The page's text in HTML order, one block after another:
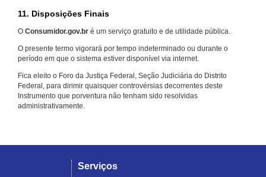
11. Disposições Finais
O Consumidor.gov.br é um serviço gratuito e de utilidade pública.
O presente termo vigorará por tempo indeterminado ou durante o
período em que o sistema estiver disponível via internet.
Fica eleito o Foro da Justiça Federal, Seção Judiciária do Distrito
Federal, para dirimir quaisquer controvérsias decorrentes deste
Instrumento que porventura não tenham sido resolvidas
administrativamente.
Serviços